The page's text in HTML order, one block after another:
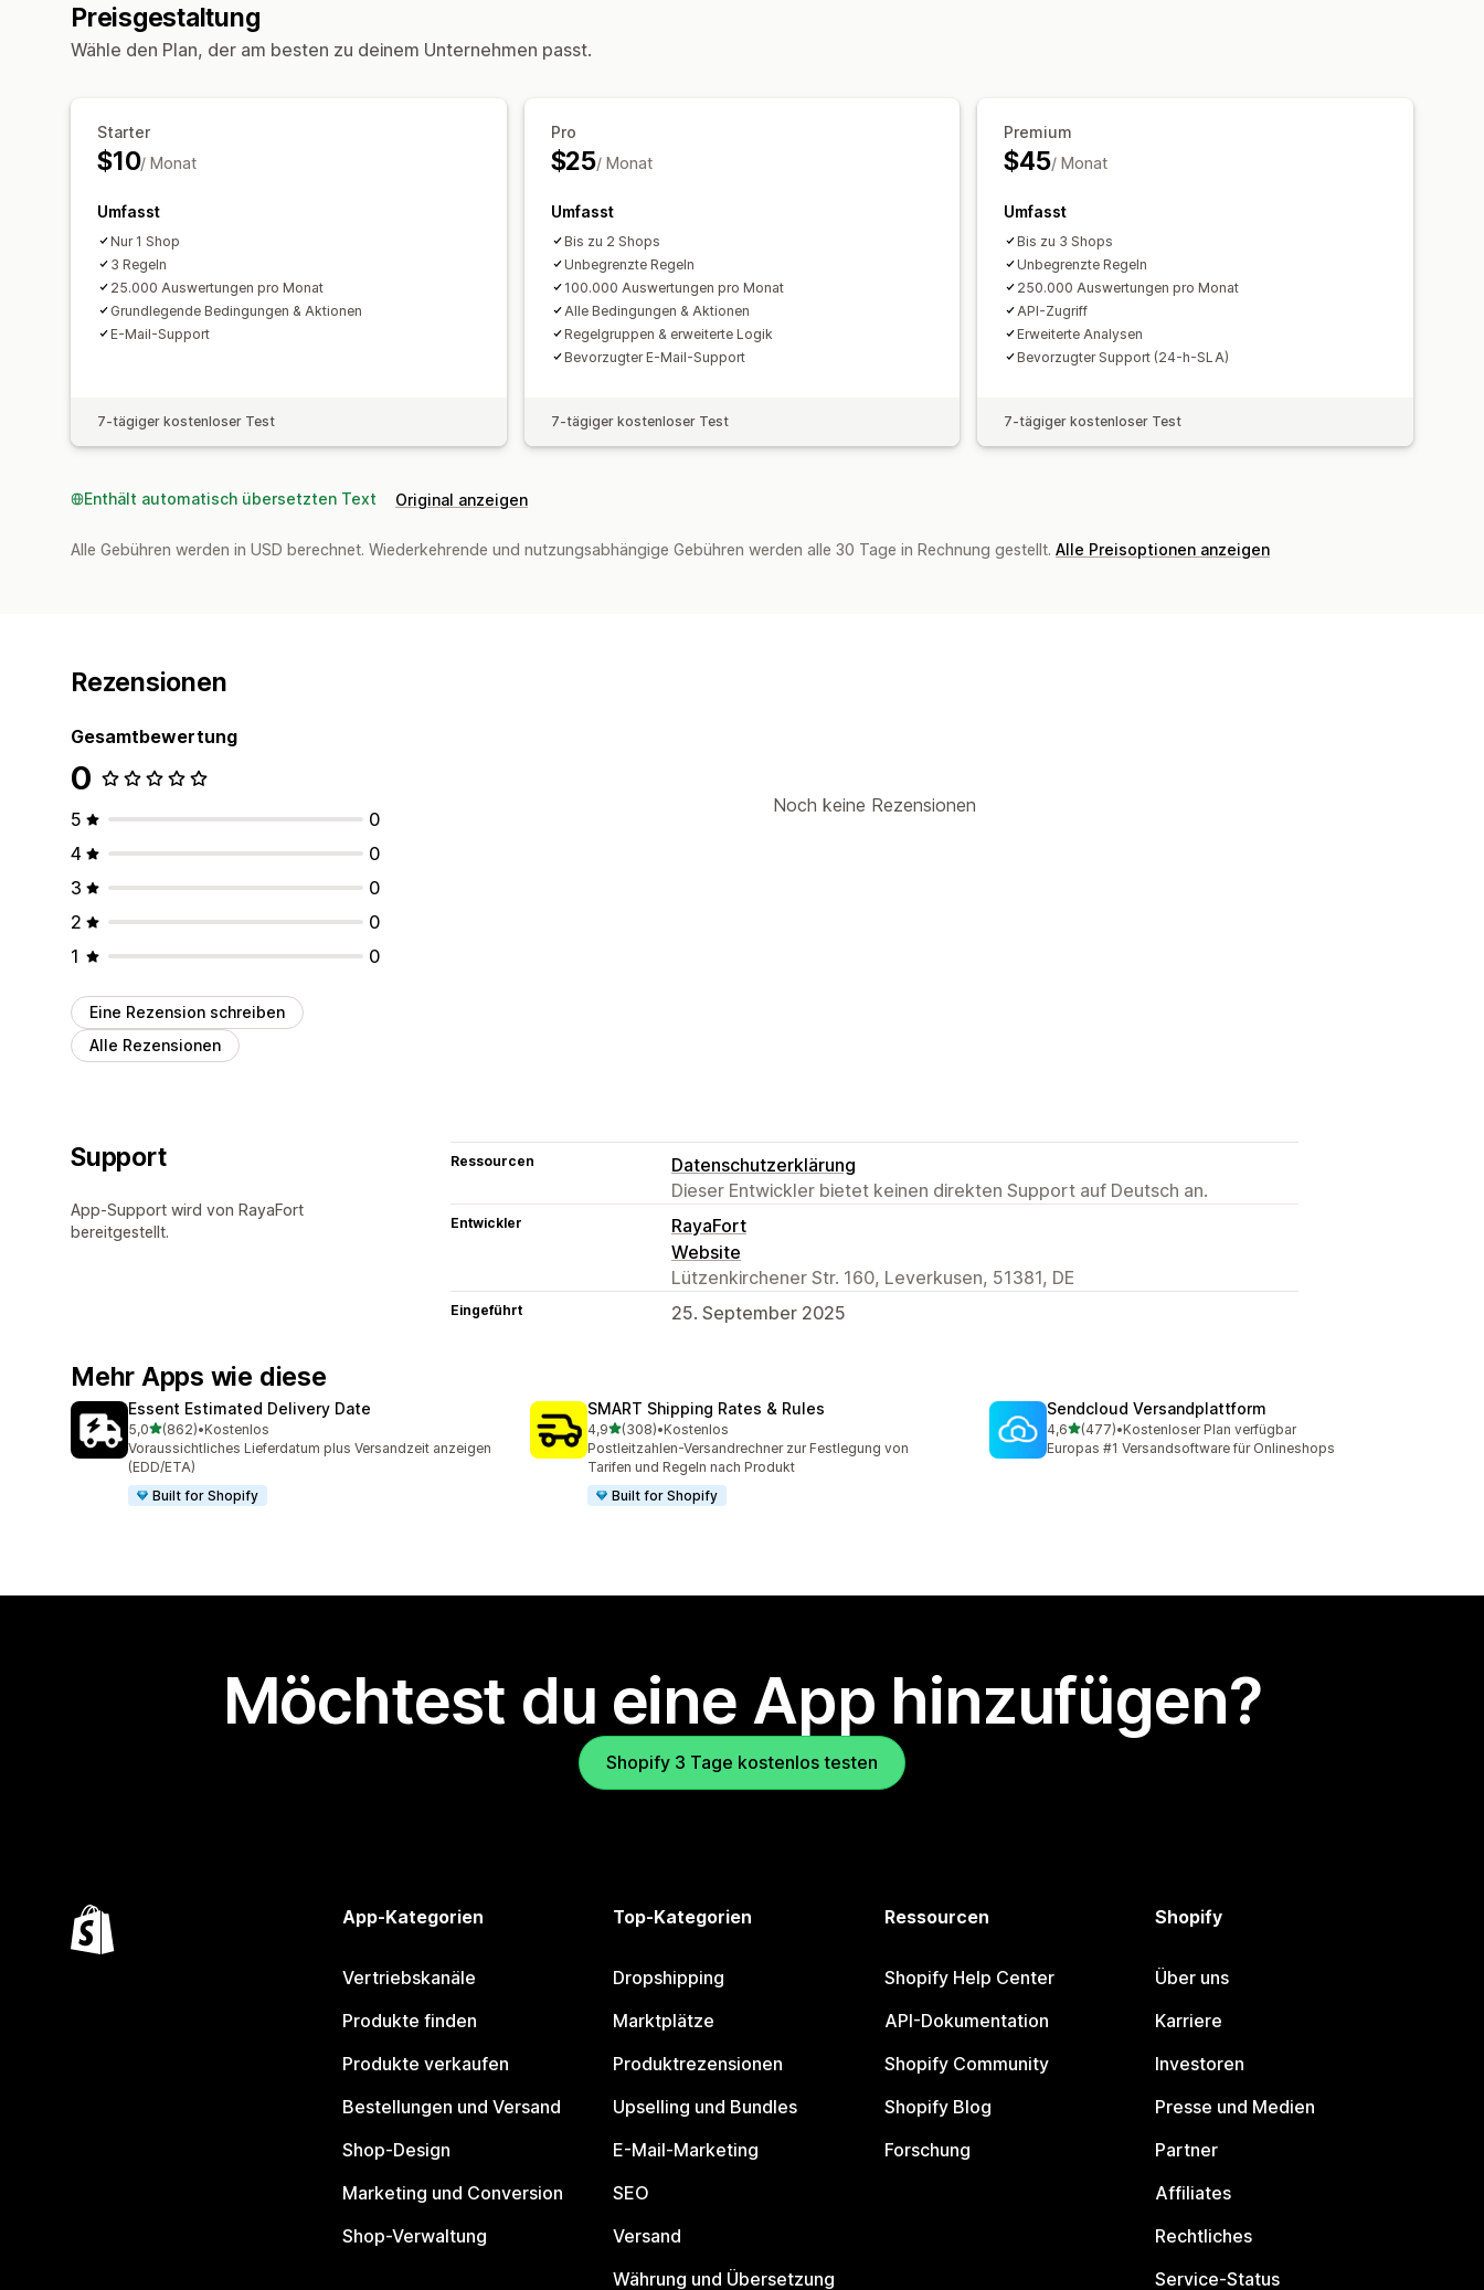
Preisgestaltung
Wähle den Plan, der am besten zu deinem Unternehmen passt.
Starter
$10/ Monat
Umfasst
Nur 1 Shop
3 Regeln
25.000 Auswertungen pro Monat
Grundlegende Bedingungen & Aktionen
E-Mail-Support
7-tägiger kostenloser Test
Pro
$25/ Monat
Umfasst
Bis zu 2 Shops
Unbegrenzte Regeln
100.000 Auswertungen pro Monat
Alle Bedingungen & Aktionen
Regelgruppen & erweiterte Logik
Bevorzugter E-Mail-Support
7-tägiger kostenloser Test
Premium
$45/ Monat
Umfasst
Bis zu 3 Shops
Unbegrenzte Regeln
250.000 Auswertungen pro Monat
API-Zugriff
Erweiterte Analysen
Bevorzugter Support (24-h-SLA)
7-tägiger kostenloser Test
Enthält automatisch übersetzten Text Original anzeigen
Alle Gebühren werden in USD berechnet. Wiederkehrende und nutzungsabhängige Gebühren werden alle 30 Tage in Rechnung gestellt. Alle Preisoptionen anzeigen
Rezensionen
Gesamtbewertung
0
5
0
4
0
3
0
2
0
1
0
Eine Rezension schreiben
Alle Rezensionen
Noch keine Rezensionen
Support
App-Support wird von RayaFort
bereitgestellt.
Ressourcen
Datenschutzerklärung
Dieser Entwickler bietet keinen direkten Support auf Deutsch an.
Entwickler
RayaFort
Website
Lützenkirchener Str. 160, Leverkusen, 51381, DE
Eingeführt 25. September 2025
Mehr Apps wie diese
Essent Estimated Delivery Date
5,0von 5 Sternen
(862)
862 Rezensionen insgesamt
•Kostenlos
Voraussichtliches Lieferdatum plus Versandzeit anzeigen
(EDD/ETA)
Built for Shopify
SMART Shipping Rates & Rules
4,9von 5 Sternen
(308)
308 Rezensionen insgesamt
•Kostenlos
Postleitzahlen-Versandrechner zur Festlegung von
Tarifen und Regeln nach Produkt
Built for Shopify
Sendcloud Versandplattform
4,6von 5 Sternen
(477)
477 Rezensionen insgesamt
•Kostenloser Plan verfügbar
Europas #1 Versandsoftware für Onlineshops
Möchtest du eine App hinzufügen?
Shopify 3 Tage kostenlos testen
App-Kategorien
Vertriebskanäle
Produkte finden
Produkte verkaufen
Bestellungen und Versand
Shop-Design
Marketing und Conversion
Shop-Verwaltung
Top-Kategorien
Dropshipping
Marktplätze
Produktrezensionen
Upselling und Bundles
E-Mail-Marketing
SEO
Versand
Währung und Übersetzung
Ressourcen
Shopify Help Center
API-Dokumentation
Shopify Community
Shopify Blog
Forschung
Shopify
Über uns
Karriere
Investoren
Presse und Medien
Partner
Affiliates
Rechtliches
Service-Status